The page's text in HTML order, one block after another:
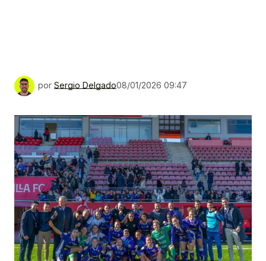
por Sergio Delgado08/01/2026 09:47